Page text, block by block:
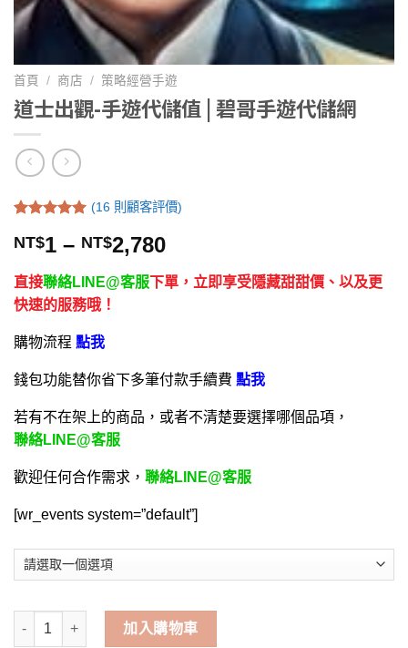
首頁 / 商店 / 策略經營手遊
道士出觀-手遊代儲值 | 碧哥手遊代儲網
/ 5，已有
評分
(16 則顧客評價)
NT$1 – NT$2,780
直接聯絡LINE@客服下單，立即享受隱藏甜甜價、以及更
快速的服務哦！
購物流程 點我
錢包功能替你省下多筆付款手續費 點我
若有不在架上的商品，或者不清楚要選擇哪個品項，
聯絡LINE@客服
歡迎任何合作需求， 聯絡LINE@客服
[wr_events system=”default”]
道士出觀-手遊代儲值 | 碧哥手遊代儲網 數量
加入購物車